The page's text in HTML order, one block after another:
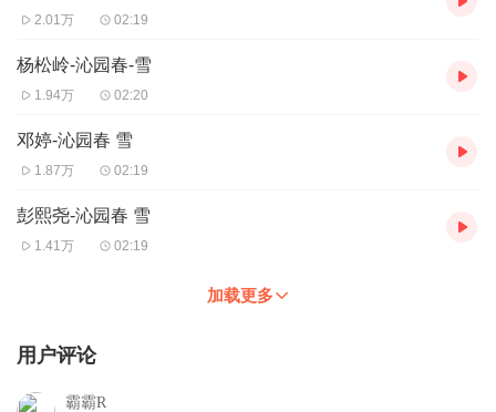
2.01万 02:19
杨松岭-沁园春-雪
1.94万 02:20
邓婷-沁园春 雪
1.87万 02:19
彭熙尧-沁园春 雪
1.41万 02:19
加载更多
用户评论
霸霸R